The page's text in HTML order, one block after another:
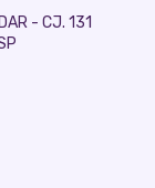
- CJ. 131